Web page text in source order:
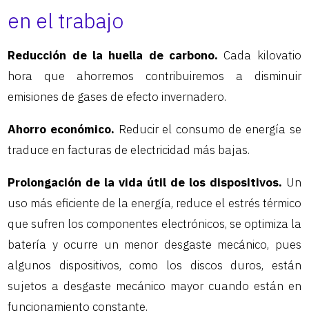
en el trabajo
Reducción de la huella de carbono. Cada kilovatio
hora que ahorremos contribuiremos a disminuir
emisiones de gases de efecto invernadero.
Ahorro económico. Reducir el consumo de energía se
traduce en facturas de electricidad más bajas.
Prolongación de la vida útil de los dispositivos. Un
uso más eficiente de la energía, reduce el estrés térmico
que sufren los componentes electrónicos, se optimiza la
batería y ocurre un menor desgaste mecánico, pues
algunos dispositivos, como los discos duros, están
sujetos a desgaste mecánico mayor cuando están en
funcionamiento constante.